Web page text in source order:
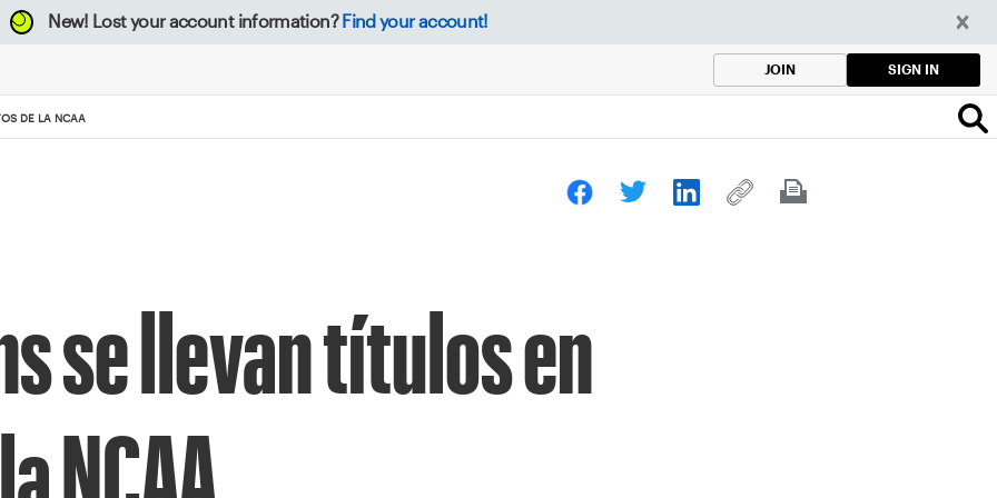
New! Lost your account information? Find your account!
JOIN SIGN IN
DE LA NCAA
se llevan títulos en
NCAA